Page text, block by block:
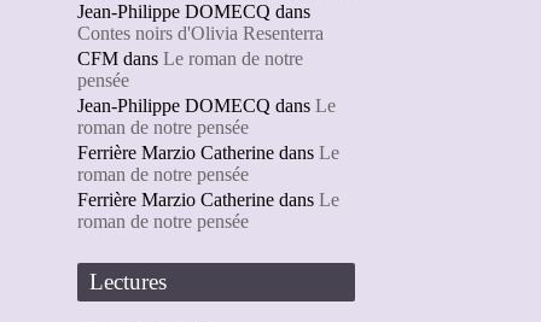
Jean-Philippe DOMECQ dans
Contes noirs d'Olivia Resenterra
CFM dans Le roman de notre
pensée
Jean-Philippe DOMECQ dans Le
roman de notre pensée
Ferrière Marzio Catherine dans Le
roman de notre pensée
Ferrière Marzio Catherine dans Le
roman de notre pensée
Lectures